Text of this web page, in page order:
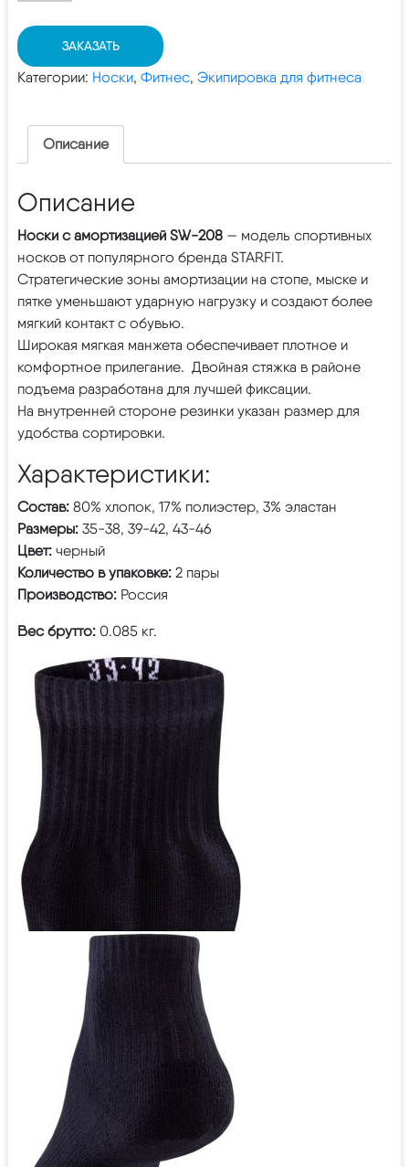
ЗАКАЗАТЬ
Категории: Носки, Фитнес, Экипировка для фитнеса
Описание
Описание
Носки c амортизацией SW-208 — модель спортивных
носков от популярного бренда STARFIT.
Стратегические зоны амортизации на стопе, мыске и
пятке уменьшают ударную нагрузку и создают более
мягкий контакт с обувью.
Широкая мягкая манжета обеспечивает плотное и
комфортное прилегание. Двойная стяжка в районе
подъема разработана для лучшей фиксации.
На внутренней стороне резинки указан размер для
удобства сортировки.
Характеристики:
Состав: 80% хлопок, 17% полиэстер, 3% эластан
Размеры: 35-38, 39-42, 43-46
Цвет: черный
Количество в упаковке: 2 пары
Производство: Россия
Вес брутто: 0.085 кг.